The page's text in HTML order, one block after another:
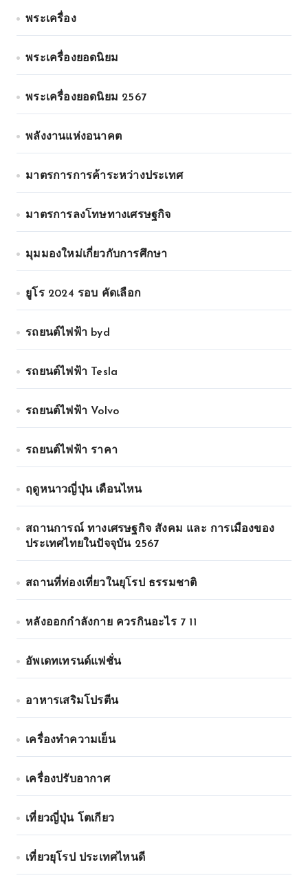
พระเครื่อง
พระเครื่องยอดนิยม
พระเครื่องยอดนิยม 2567
พลังงานแห่งอนาคต
มาตรการการค้าระหว่างประเทศ
มาตรการลงโทษทางเศรษฐกิจ
มุมมองใหม่เกี่ยวกับการศึกษา
ยูโร 2024 รอบ คัดเลือก
รถยนต์ไฟฟ้า byd
รถยนต์ไฟฟ้า Tesla
รถยนต์ไฟฟ้า Volvo
รถยนต์ไฟฟ้า ราคา
ฤดูหนาวญี่ปุ่น เดือนไหน
สถานการณ์ ทางเศรษฐกิจ สังคม และ การเมืองของ
ประเทศไทยในปัจจุบัน 2567
สถานที่ท่องเที่ยวในยุโรป ธรรมชาติ
หลังออกกําลังกาย ควรกินอะไร 7 11
อัพเดทเทรนด์แฟชั่น
อาหารเสริมโปรตีน
เครื่องทำความเย็น
เครื่องปรับอากาศ
เที่ยวญี่ปุ่น โตเกียว
เที่ยวยุโรป ประเทศไหนดี